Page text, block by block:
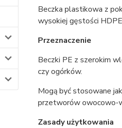
Beczka plastikowa z
wysokiej gęstości
Przeznaczenie
Beczki PE z szerokim
czy ogórków.
Mogą być stosowane
przetworów owocowo-
Zasady użytkowania